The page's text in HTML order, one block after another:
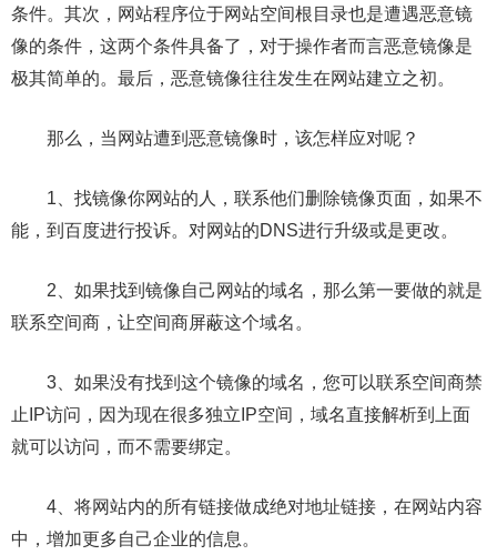
条件。其次，网站程序位于网站空间根目录也是遭遇恶意镜
像的条件，这两个条件具备了，对于操作者而言恶意镜像是
极其简单的。最后，恶意镜像往往发生在网站建立之初。
那么，当网站遭到恶意镜像时，该怎样应对呢？
1、找镜像你网站的人，联系他们删除镜像页面，如果不
能，到百度进行投诉。对网站的DNS进行升级或是更改。
2、如果找到镜像自己网站的域名，那么第一要做的就是
联系空间商，让空间商屏蔽这个域名。
3、如果没有找到这个镜像的域名，您可以联系空间商禁
止IP访问，因为现在很多独立IP空间，域名直接解析到上面
就可以访问，而不需要绑定。
4、将网站内的所有链接做成绝对地址链接，在网站内容
中，增加更多自己企业的信息。